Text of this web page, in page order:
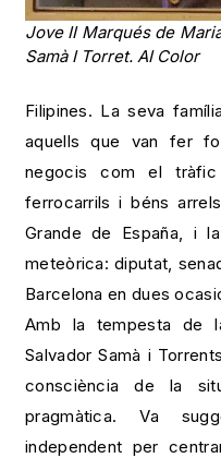
Jove II Marqués de
Samà I Torret. AI Color
Filipines. La seva
aquells que van fer
negocis com el tràfic
ferrocarrils i béns
Grande de España, i
meteòrica: diputat,
Barcelona en dues
Amb la tempesta de
Salvador Samà i
consciència de la
pragmàtica. Va
independent per